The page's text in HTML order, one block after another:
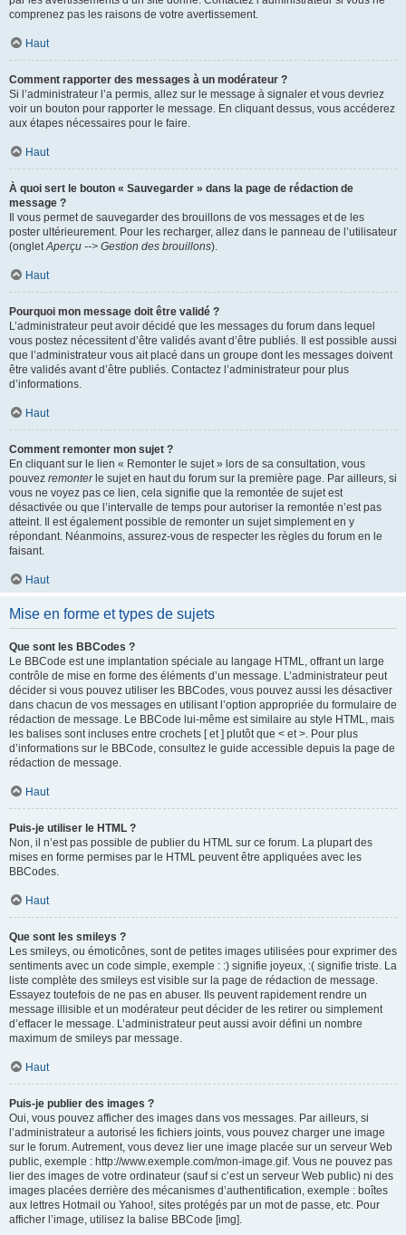
comprenez pas les raisons de votre avertissement.
Haut
Comment rapporter des messages à un modérateur ?
Si l’administrateur l’a permis, allez sur le message à signaler et vous devriez
voir un bouton pour rapporter le message. En cliquant dessus, vous accéderez
aux étapes nécessaires pour le faire.
Haut
À quoi sert le bouton « Sauvegarder » dans la page de rédaction de
message ?
Il vous permet de sauvegarder des brouillons de vos messages et de les
poster ultérieurement. Pour les recharger, allez dans le panneau de l’utilisateur
(ongletAperçu --> Gestion des brouillons).
Haut
Pourquoi mon message doit être validé ?
L’administrateur peut avoir décidé que les messages du forum dans lequel
vous postez nécessitent d’être validés avant d’être publiés. Il est possible aussi
que l’administrateur vous ait placé dans un groupe dont les messages doivent
être validés avant d’être publiés. Contactez l’administrateur pour plus
d’informations.
Haut
Comment remonter mon sujet ?
En cliquant sur le lien « Remonter le sujet » lors de sa consultation, vous
pouvez remonterle sujet en haut du forum sur la première page. Par ailleurs, si
vous ne voyez pas ce lien, cela signifie que la remontée de sujet est
désactivée ou que l’intervalle de temps pour autoriser la remontée n’est pas
atteint. Il est également possible de remonter un sujet simplement en y
répondant. Néanmoins, assurez-vous de respecter les règles du forum en le
faisant.
Haut
Mise en forme et types de sujets
Que sont les BBCodes ?
Le BBCode est une implantation spéciale au langage HTML, offrant un large
contrôle de mise en forme des éléments d’un message. L’administrateur peut
décider si vous pouvez utiliser les BBCodes, vous pouvez aussi les désactiver
dans chacun de vos messages en utilisant l’option appropriée du formulaire de
rédaction de message. Le BBCode lui-même est similaire au style HTML, mais
les balises sont incluses entre crochets [ et ] plutôt que < et >. Pour plus
d’informations sur le BBCode, consultez le guide accessible depuis la page de
rédaction de message.
Haut
Puis-je utiliser le HTML ?
Non, il n’est pas possible de publier du HTML sur ce forum. La plupart des
mises en forme permises par le HTML peuvent être appliquées avec les
BBCodes.
Haut
Que sont les smileys ?
Les smileys, ou émoticônes, sont de petites images utilisées pour exprimer des
sentiments avec un code simple, exemple : :) signifie joyeux, :( signifie triste. La
liste complète des smileys est visible sur la page de rédaction de message.
Essayez toutefois de ne pas en abuser. Ils peuvent rapidement rendre un
message illisible et un modérateur peut décider de les retirer ou simplement
d’effacer le message. L’administrateur peut aussi avoir défini un nombre
maximum de smileys par message.
Haut
Puis-je publier des images ?
Oui, vous pouvez afficher des images dans vos messages. Par ailleurs, si
l’administrateur a autorisé les fichiers joints, vous pouvez charger une image
sur le forum. Autrement, vous devez lier une image placée sur un serveur Web
public, exemple : http://www.exemple.com/mon-image.gif. Vous ne pouvez pas
lier des images de votre ordinateur (sauf si c’est un serveur Web public) ni des
images placées derrière des mécanismes d’authentification, exemple : boîtes
aux lettres Hotmail ou Yahoo!, sites protégés par un mot de passe, etc. Pour
afficher l’image, utilisez la balise BBCode [img].